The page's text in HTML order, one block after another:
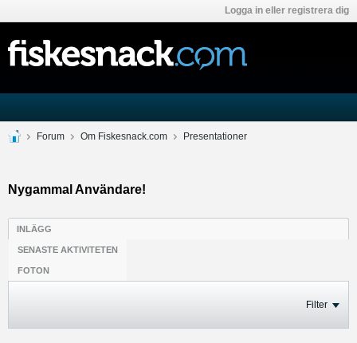
Logga in eller registrera dig
Forum Om Fiskesnack.com Presentationer
Nygammal Användare!
INLÄGG
SENASTE AKTIVITETEN
FOTON
Filter